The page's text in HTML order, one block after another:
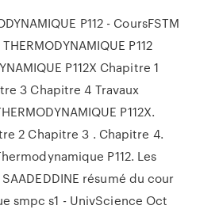
P112 - CoursFSTM
P112
P112X Chapitre 1
3 Chapitre 4 Travaux
P112X.
2 Chapitre 3 . Chapitre 4.
P112. Les
résumé du cour
smpc s1 - UnivScience Oct